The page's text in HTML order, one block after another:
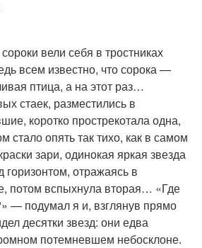
вели себя в тростниках
всем известно, что сорока —
птица, а на этот раз…
стаек, разместились в
коротко прострекотала одна,
стало опять так тихо, как в самом
зари, одинокая яркая звезда
горизонтом, отражаясь в
потом вспыхнула вторая… «Где
— подумал я и, взглянув прямо
десятки звезд: они едва
потемневшем небосклоне.